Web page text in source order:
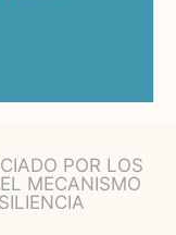
POR LOS
MECANISMO